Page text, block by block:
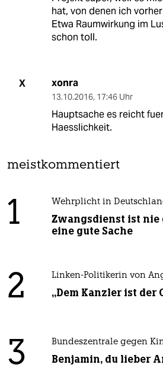
hat, von denen ich
Etwa Raumwirkung im
schon toll.
X xonra
13.10.2016, 17:46 Uhr
Hauptsache es reicht
Haesslichkeit.
meistkommentiert
1 Wehrplicht in
Zwangsdienst ist
eine gute Sache
2 Linken-Politikerin von
„Dem Kanzler ist der
3 Bundeszentrale gegen
Benjamin, du lieber